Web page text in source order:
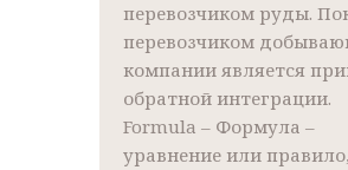
перевозчиком руды.
перевозчиком
компании является
обратной интеграции.
Formula – Формула –
уравнение или правило,